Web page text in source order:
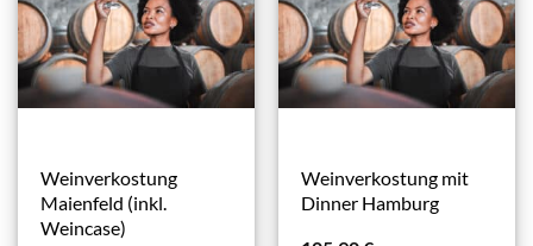
Weinverkostung
Maienfeld (inkl.
Weincase)
Weinverkostung mit
Dinner Hamburg